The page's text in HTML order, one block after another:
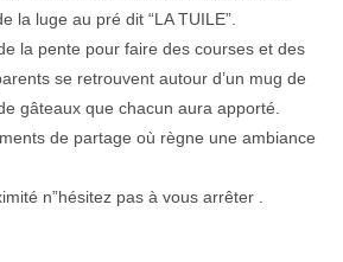
la luge au pré dit “LA TUILE”.
la pente pour faire des courses et des
se retrouvent autour d’un mug de
gâteaux que chacun aura apporté.
de partage où règne une ambiance
n”hésitez pas à vous arrêter .